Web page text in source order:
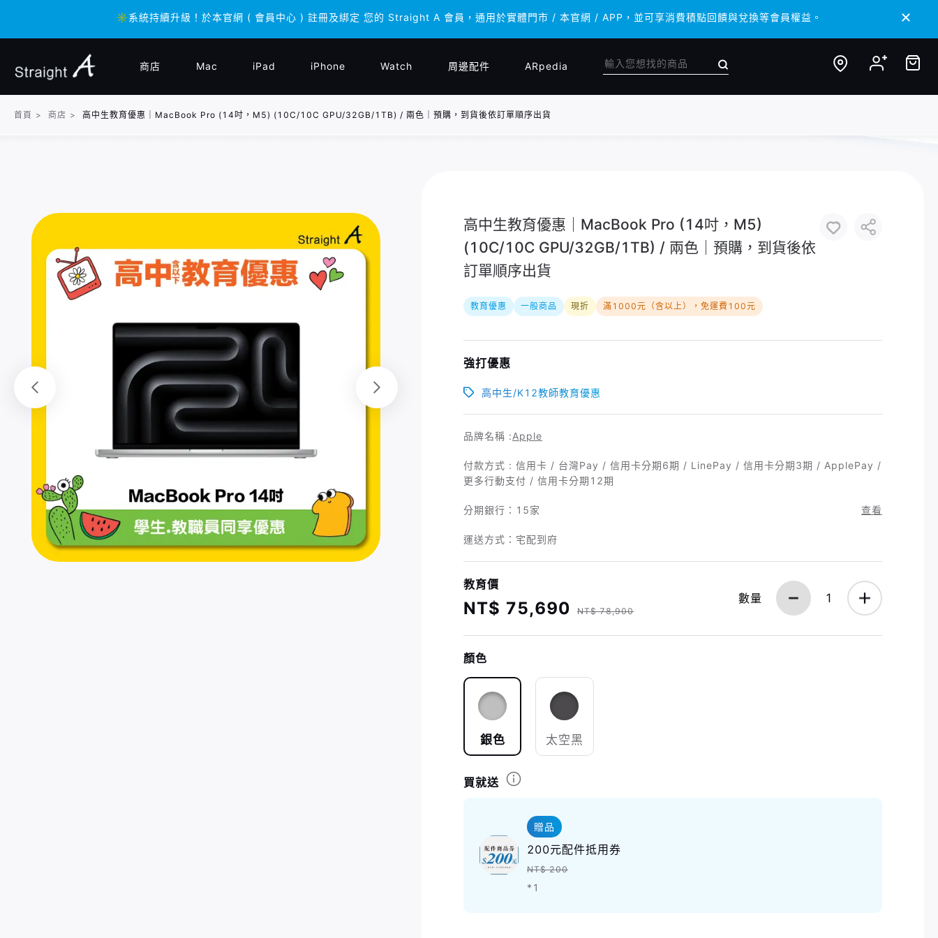
✳️系統持續升級！於本官網 ( 會員中心 ) 註冊及綁定 您的 Straight A 會員，通用於實體門市 / 本官網 / APP，並可享消費積點回饋與兌換等會員權益。
✳️系統持續升級！於本官網 ( 會員中心 ) 註冊及綁定 您的 Straight A 會員，通用於實體門市 / 本官網 / APP，並可享消費積點回饋與兌換等會員權益。
商店 Mac iPad iPhone Watch 周邊配件 ARpedia
首頁 > 商店 > 高中生教育優惠｜MacBook Pro (14吋，M5) (10C/10C GPU/32GB/1TB) / 兩色｜預購，到貨後依訂單順序出貨
高中生教育優惠｜MacBook Pro (14吋，M5)
(10C/10C GPU/32GB/1TB) / 兩色｜預購，到貨後依
訂單順序出貨
教育優惠 一般商品 現折 滿1000元（含以上），免運費100元
強打優惠
高中生/K12教師教育優惠
品牌名稱 :Apple
付款方式 : 信用卡 / 台灣Pay / 信用卡分期6期 / LinePay / 信用卡分期3期 / ApplePay /
更多行動支付 / 信用卡分期12期
分期銀行： 15家 查看
運送方式：宅配到府
教育價
NT$ 75,690 NT$ 78,900
數量 1
顏色
銀色 太空黑
買就送
贈品
200元配件抵用券
NT$ 200
*1